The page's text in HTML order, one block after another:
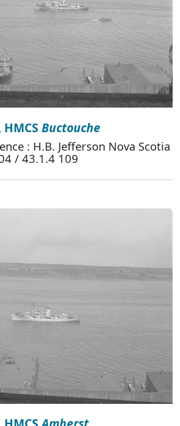
Buctouche
: H.B. Jefferson Nova Scotia
/ 43.1.4 109